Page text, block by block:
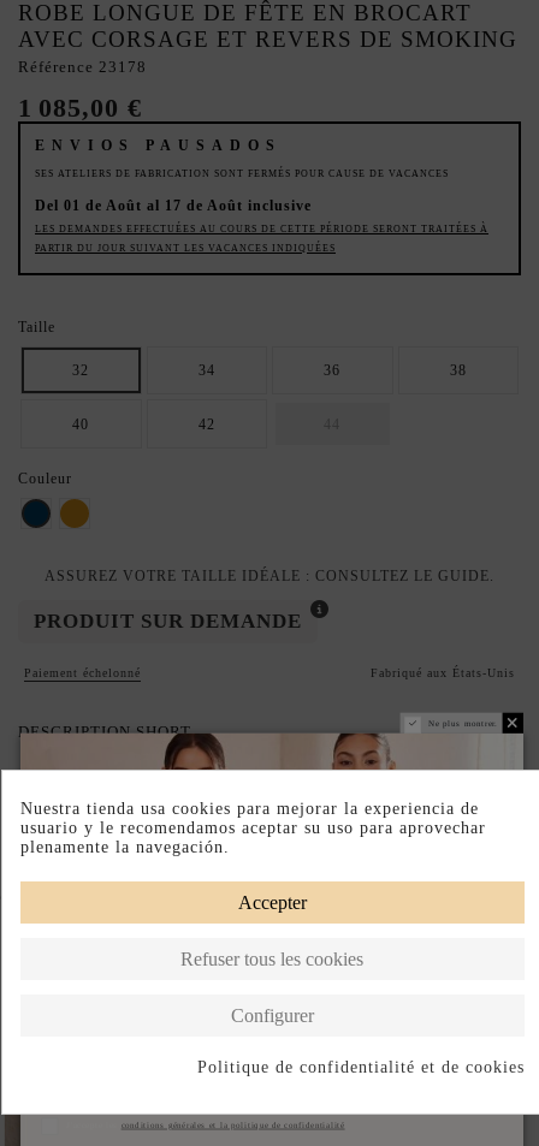
ROBE LONGUE DE FÊTE EN BROCART
AVEC CORSAGE ET REVERS DE SMOKING
Référence 23178
1 085,00 €
ENVIOS PAUSADOS
SES ATELIERS DE FABRICATION SONT FERMÉS POUR CAUSE DE VACANCES
Del 01 de Août al 17 de Août inclusive
LES DEMANDES EFFECTUÉES AU COURS DE CETTE PÉRIODE SERONT TRAITÉES À
PARTIR DU JOUR SUIVANT LES VACANCES INDIQUÉES
Taille
32 34 36 38
40 42
Couleur
Bleu marine
Dorado
ASSUREZ VOTRE TAILLE IDÉALE : CONSULTEZ LE GUIDE.
PRODUIT SUR DEMANDE
Paiement échelonné Fabriqué aux États-Unis
DESCRIPTION SHORT Ne plus montrer.
conditions générales et la politique de confidentialité
Nuestra tienda usa cookies para mejorar la experiencia de
usuario y le recomendamos aceptar su uso para aprovechar
plenamente la navegación.
Accepter
Refuser tous les cookies
Configurer
Politique de confidentialité et de cookies